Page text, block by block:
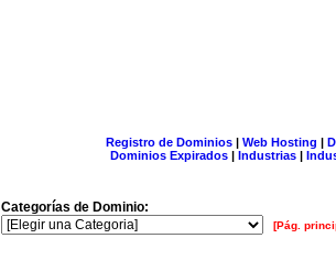
Registro de Dominios| Web Hosting |
Dominios Expirados | Industrias |
Categorías de Dominio:
[Pág.